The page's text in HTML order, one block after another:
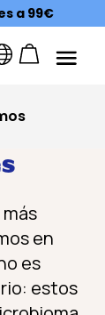
a 99€
en
es
estos